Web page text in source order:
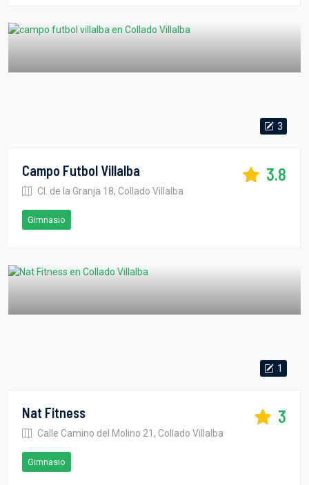
3
Campo Futbol Villalba
Cl. de la Granja 18, Collado Villalba
3.8
Gimnasio
1
Nat Fitness
Calle Camino del Molino 21, Collado Villalba
3
Gimnasio